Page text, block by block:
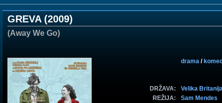
GREVA (2009)
(Away We Go)
drama /
DRŽAVA:
Velika
REŽIJA:
Sam Mendes